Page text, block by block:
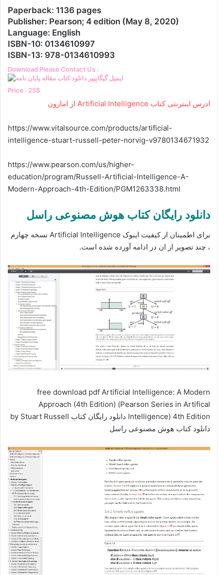
Paperback: 1136 pages
Publisher: Pearson; 4 edition (May 8, 2020)
Language: English
ISBN-10: 0134610997
ISBN-13: 978-0134610993
Download Please Contact Us :
Price : 25$
ادرس اینترنتی کتاب Artificial Intelligence از امازون
https://www.vitalsource.com/products/artificial-
intelligence-stuart-russell-peter-norvig-v9780134671932
https://www.pearson.com/us/higher-
education/program/Russell-Artificial-Intelligence-A-
Modern-Approach-4th-Edition/PGM1263338.html
دانلود رایگان کتاب هوش مصنوعی راسل
برای اطمینان از کیفیت ایبوک Artificial Intelligence نسخه چهارم
، چند تصویر از ان در ادامه آورده شده است.
free download pdf Artificial Intelligence: A Modern
Approach (4th Edition) (Pearson Series in Artifical
Intelligence) 4th Edition دانلود رایگان کتاب by Stuart Russell
دانلود کتاب هوش مصنوعی راسل